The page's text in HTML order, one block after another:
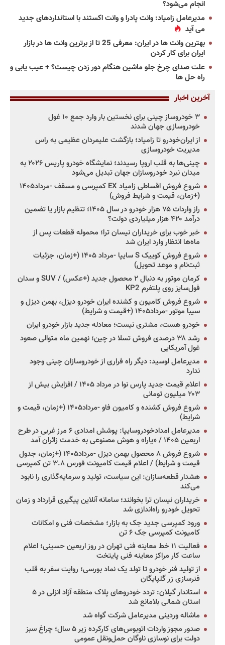
انجام می‌شود؟
مدیرعامل زامیاد: وانت پادرا و وانت اکستند با استانداردهای جدید
می آید
بهترین وانت ها در ایران: معرفی 25 تا از برترین وانت ها در بازار
ایران برای کار کردن
علت صدای چرخ جلو ماشین هنگام دور زدن چیست؟ + عیب یابی و
راه حل ها
آخرین اخبار
۳ خودروساز چینی برای نخستین بار وارد جمع ۱۰ غول
خودروسازی جهان شدند
از ایران‌خودرو تا زامیاد؛ بازگشت علیمردان عظیمی به راس
مدیریت خودروسازی
چینی‌ها به قلب اروپا رسیدند؛ نمایشگاه خودرو پاریس ۲۰۲۶ به
میدان نبرد خودروسازان جهان تبدیل می‌شود
شروع فروش اقساطی زامیاد EX کمپرسی و مسقف -مرداد۱۴۰۵
(+زمان، قیمت و شرایط فروش)
راز واردات ۷۵ هزار خودرو در سال ۱۴۰۵؛ تنظیم بازار یا تضمین
درآمد ۴۲۰ هزار میلیاردی دولت؟
خبر خوب برای خریداران نیسان ترا؛ محموله قطعات پس از
ماه‌ها انتظار وارد ایران شد
شروع فروش کوییک S سایپا -مرداد ۱۴۰۵ (+زمان، جزئیات
ثبت‌نام و موعد تحویل)
کرمان موتور به دنبال ۲ محصول جدید (+عکس) / SUV و سدان
فول‌سایز روی پلتفرم KP2
شروع فروش کامیون و کشنده ایران خودرو دیزل، بهمن دیزل و
سیبا موتور -مرداد۱۴۰۵ (+قیمت و شرایط)
خودرو هست، مشتری نیست؛ معادله جدید بازار خودرو ایران
رشد ۳۸ درصدی فروش تسلا در چین؛ نهمین ماه متوالی صعود
غول آمریکایی
مدیرعامل لوسید: دیگر راه فراری از خودروسازان چینی وجود
ندارد
اعلام قیمت جدید پارس نوا در مرداد ۱۴۰۵ / افزایش بیش از
۲۰۳ میلیون تومانی
شروع فروش کشنده و کامیون فاو -مرداد۱۴۰۵ (+زمان، قیمت و
شرایط)
مدیرعامل امدادخودروسایپا: پوشش امدادی ۶ مرز غربی در طرح
اربعین ۱۴۰۵ / «یارا» و هوش مصنوعی به خدمت زائران آمد
شروع فروش ۸ محصول بهمن دیزل -مرداد۱۴۰۵ (+زمان، جدول
قیمت و شرایط) / اعلام قیمت کامیونت فورس ۳.۸ تن کمپرسی
هشدار قطعه‌سازان: این سیاست، تولید و سرمایه‌گذاری را نابود
می‌کند
خریداران نیسان ترا بخوانند؛ سامانه آنلاین پیگیری قرارداد و زمان
تحویل خودرو راه‌اندازی شد
ورود کمپرسی جدید جک به بازار؛ مشخصات فنی و امکانات
کامیونت کمپرسی جک ۶ تن
فعالیت ۱۱ خط معاینه فنی تهران در روز اربعین حسینی؛ اعلام
ساعت کار مراکز معاینه فنی پایتخت
از تولید فنر خودرو تا تولد یک نماد بورسی؛ روایت سفر به قلب
فنرسازی زر گلپایگان
استاندار گیلان: تردد خودروهای پلاک منطقه آزاد انزلی در ۵
استان شمالی بلامانع شد
ماشاله وردینی مدیرعامل شرکت گواه شد
صدور مجوز واردات اتوبوس‌های کارکرده زیر ۵ سال؛ چراغ سبز
دولت برای نوسازی ناوگان حمل‌ونقل عمومی